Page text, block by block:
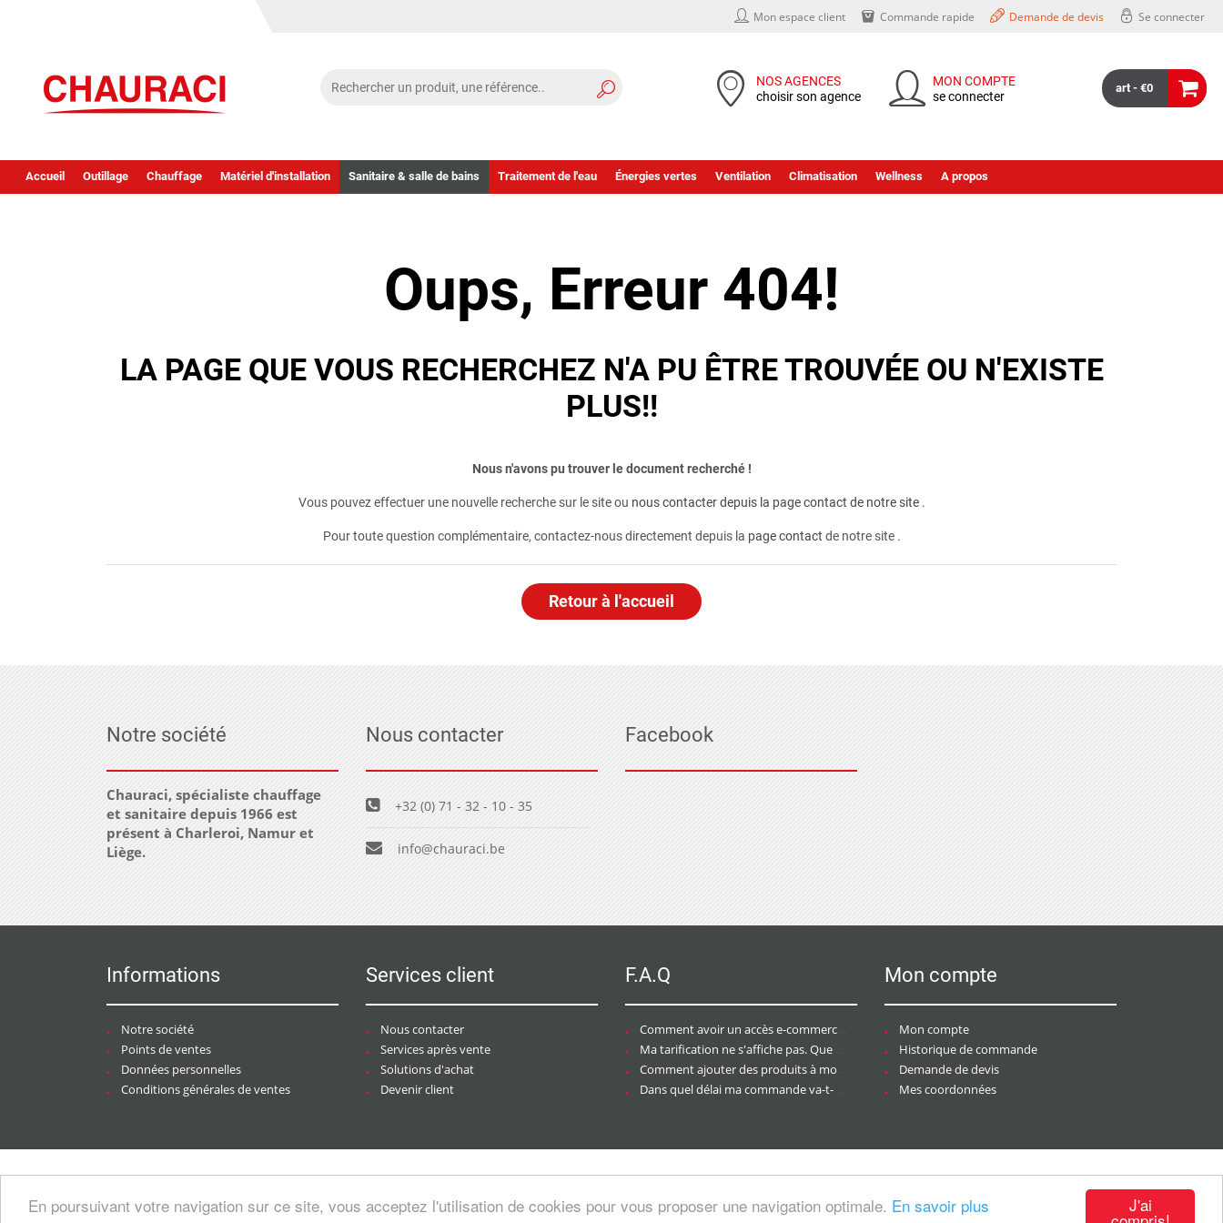
J'ai
En poursuivant votre navigation sur ce site, vous acceptez l'utilisation de cookies pour vous proposer une navigation optimale. En savoir plus
Mon espace client Commande rapide Demande de devis Se connecter
NOS AGENCES
choisir son agence
MON COMPTE
se connecter
art - €0
Accueil Outillage Chauffage Matériel d'installation Sanitaire & salle de bains Traitement de l'eau Énergies vertes Ventilation Climatisation Wellness A propos
Oups, Erreur 404!
LA PAGE QUE VOUS RECHERCHEZ N'A PU ÊTRE TROUVÉE OU N'EXISTE
PLUS!!
Nous n'avons pu trouver le document recherché !
Vous pouvez effectuer une nouvelle recherche sur le site ou nous contacter depuis la page contact de notre site.
Pour toute question complémentaire, contactez-nous directement depuis la page contact de notre site .
Retour à l'accueil
Notre société
Chauraci, spécialiste chauffage
et sanitaire depuis 1966 est
présent à Charleroi, Namur et
Liège.
Nous contacter
+32 (0) 71 - 32 - 10 - 35
info@chauraci.be
Facebook
Informations
Notre société
Points de ventes
Données personnelles
Conditions générales de ventes
Services client
Nous contacter
Services après vente
Solutions d'achat
Devenir client
F.A.Q
Comment avoir un accès e-commerce ?
Ma tarification ne s'affiche pas. Que dois-je faire ?
Comment ajouter des produits à mon panier ?
Dans quel délai ma commande va-t-elle être traitée ?
Mon compte
Mon compte
Historique de commande
Demande de devis
Mes coordonnées
artesansdubatiment.com